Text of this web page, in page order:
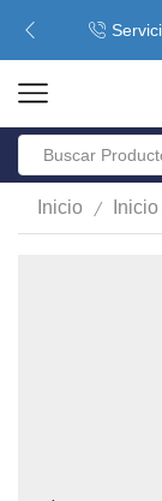
Inicio / Inicio